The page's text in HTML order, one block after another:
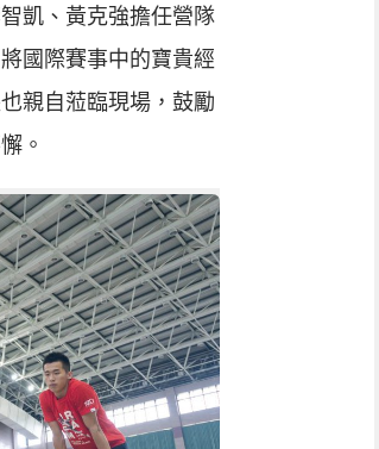
凱、黃克強擔任營隊
國際賽事中的寶貴經
親自蒞臨現場，鼓勵
。